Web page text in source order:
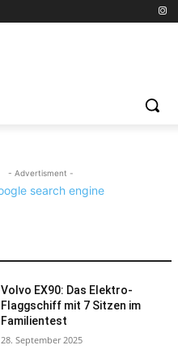
- Advertisment -
Volvo EX90: Das Elektro-
Flaggschiff mit 7 Sitzen im
Familientest
28. September 2025